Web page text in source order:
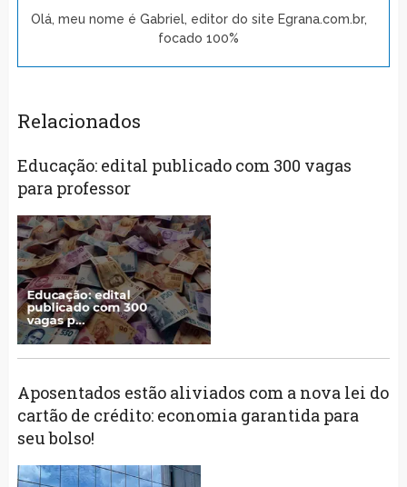
Olá, meu nome é Gabriel, editor do site Egrana.com.br,
focado 100%
Relacionados
Educação: edital publicado com 300 vagas
para professor
Aposentados estão aliviados com a nova lei do
cartão de crédito: economia garantida para
seu bolso!